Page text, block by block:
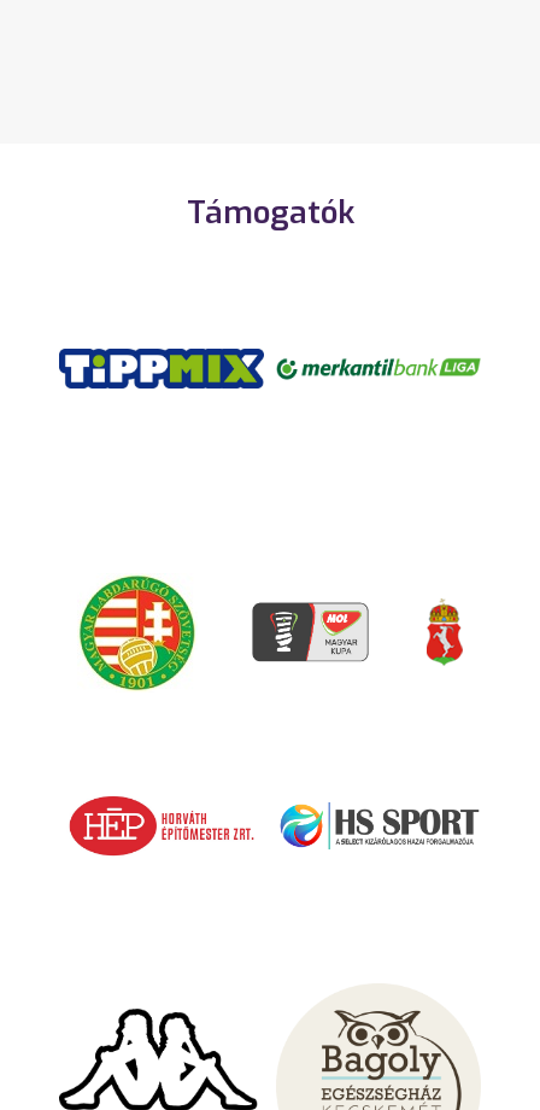
Támogatók